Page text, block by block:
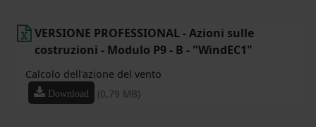
VERSIONE PROFESSIONAL - Azioni sulle
costruzioni - Modulo P9 - B - "WindEC1"
Calcolo dell'azione del vento
Download (0,79 MB)